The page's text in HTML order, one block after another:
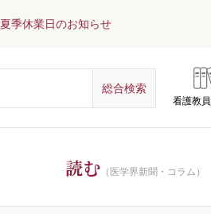
夏季休業日のお知らせ
看護教
読む （医学界新聞・コラム）